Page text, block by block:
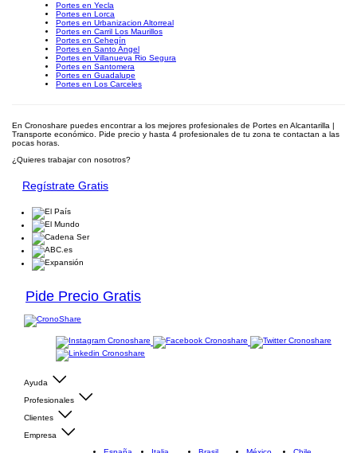
Portes en Yecla
Portes en Lorca
Portes en Urbanizacion Altorreal
Portes en Carril Los Maurillos
Portes en Cehegín
Portes en Santo Angel
Portes en Villanueva Rio Segura
Portes en Santomera
Portes en Guadalupe
Portes en Los Carceles
En Cronoshare puedes encontrar a los mejores profesionales de Portes en Alcantarilla |
Transporte económico. Pide precio y hasta 4 profesionales de tu zona te contactan a las
pocas horas.
¿Quieres trabajar con nosotros?
Regístrate Gratis
Pide Precio Gratis
Ayuda
Profesionales
Clientes
Empresa